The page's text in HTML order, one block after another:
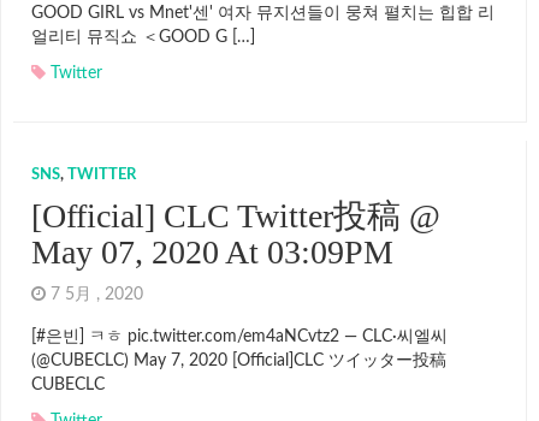
GOOD GIRL vs Mnet'센' 여자 뮤지션들이 뭉쳐 펼치는 힙합 리
얼리티 뮤직쇼 ＜GOOD G […]
Twitter
SNS, TWITTER
[Official] CLC Twitter投稿 @
May 07, 2020 At 03:09PM
7 5月 , 2020
[#은빈] ㅋㅎ pic.twitter.com/em4aNCvtz2 — CLC·씨엘씨
(@CUBECLC) May 7, 2020 [Official]CLC ツイッター投稿
CUBECLC